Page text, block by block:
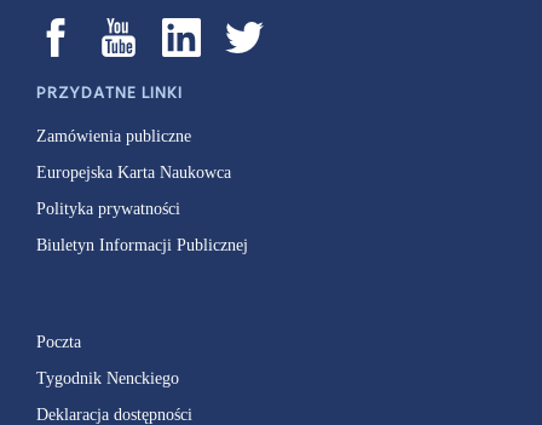
PRZYDATNE LINKI
Zamówienia publiczne
Europejska Karta Naukowca
Polityka prywatności
Biuletyn Informacji Publicznej
Poczta
Tygodnik Nenckiego
Deklaracja dostępności